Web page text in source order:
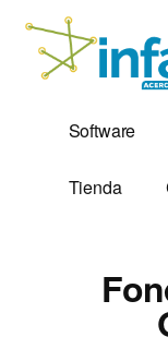
contenido
Additional
menu
Soluciones
desde
1,999
Electrónica
Software
Tienda